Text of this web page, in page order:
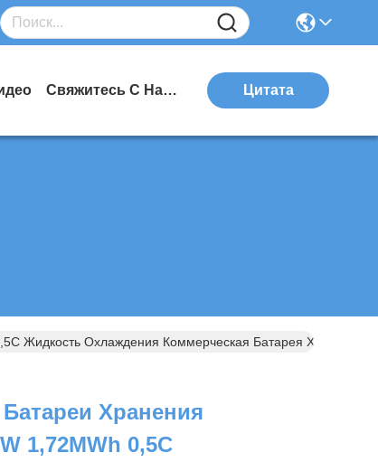
Свяжитесь С Нами Цитата
Жидкость Охлаждения Коммерческая Батарея Хранения
Хранения
1,72MWh 0,5C